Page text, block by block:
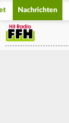
Nachrichten